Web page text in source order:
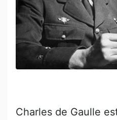
Charles de Gaulle